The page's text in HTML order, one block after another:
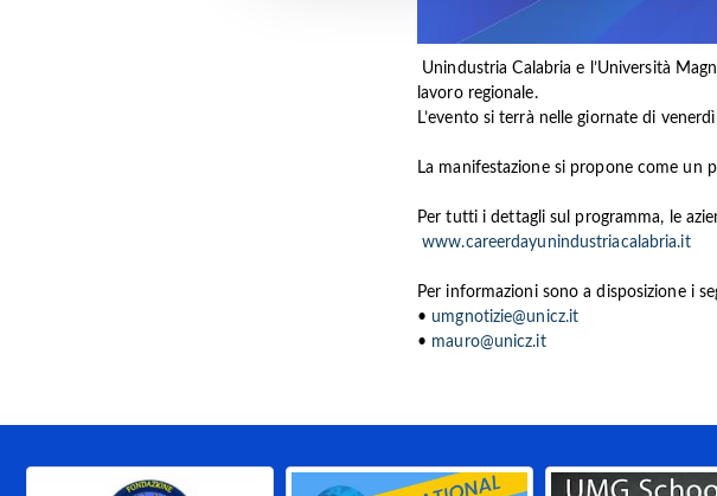
Unindustria Calabria e l’Università
lavoro regionale.
L’evento si terrà nelle giornate di
La manifestazione si propone come un
Per tutti i dettagli sul programma, le
www.careerdayunindustriacalabria.it
Per informazioni sono a disposizione i
• umgnotizie@unicz.it
• mauro@unicz.it